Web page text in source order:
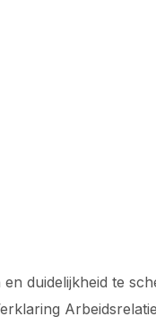
duidelijkheid te